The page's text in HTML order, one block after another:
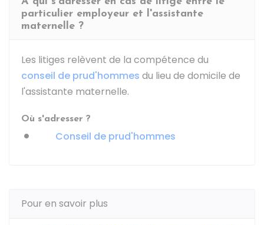
particulier employeur et l'assistante
maternelle ?
Les litiges relèvent de la compétence du
conseil de prud'hommes du lieu de domicile de
l'assistante maternelle.
Où s'adresser ?
Conseil de prud'hommes
Pour en savoir plus